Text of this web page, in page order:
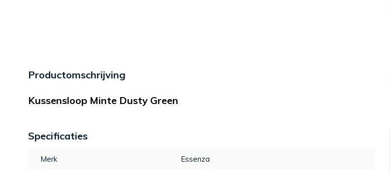
Productomschrijving
Kussensloop Minte Dusty Green
Specificaties
Merk Essenza